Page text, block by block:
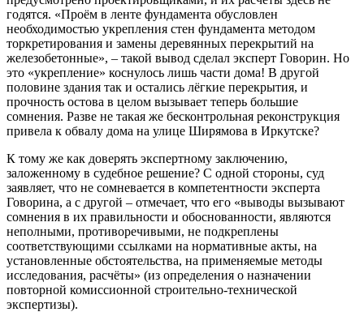
годятся. «Проём в ленте фундамента обусловлен
необходимостью укрепления стен фундамента методом
торкретирования и замены деревянных перекрытий на
железобетонные», – такой вывод сделал эксперт Говорин. Но
это «укрепление» коснулось лишь части дома! В другой
половине здания так и остались лёгкие перекрытия, и
прочность остова в целом вызывает теперь большие
сомнения. Разве не такая же бесконтрольная реконструкция
привела к обвалу дома на улице Ширямова в Иркутске?
К тому же как доверять экспертному заключению,
заложенному в судебное решение? С одной стороны, суд
заявляет, что не сомневается в компетентности эксперта
Говорина, а с другой – отмечает, что его «выводы вызывают
сомнения в их правильности и обоснованности, являются
неполными, противоречивыми, не подкреплены
соответствующими ссылками на нормативные акты, на
установленные обстоятельства, на применяемые методы
исследования, расчёты» (из определения о назначении
повторной комиссионной строительно-технической
экспертизы).